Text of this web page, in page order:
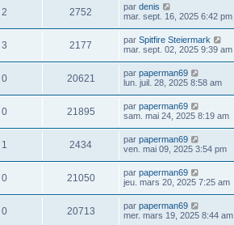
2 2752 par denis
mar. sept. 16, 2025 6:42 pm
3 2177 par Spitfire Steiermark
mar. sept. 02, 2025 9:39 am
0 20621 par paperman69
lun. juil. 28, 2025 8:58 am
0 21895 par paperman69
sam. mai 24, 2025 8:19 am
1 2434 par paperman69
ven. mai 09, 2025 3:54 pm
0 21050 par paperman69
jeu. mars 20, 2025 7:25 am
0 20713 par paperman69
mer. mars 19, 2025 8:44 am